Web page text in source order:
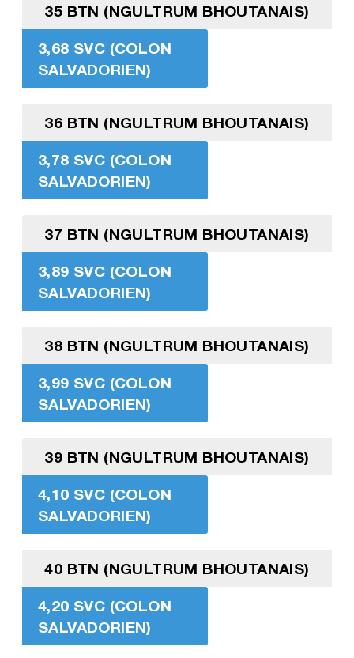
35 BTN (NGULTRUM BHOUTANAIS)
3,68 SVC (COLON
SALVADORIEN)
36 BTN (NGULTRUM BHOUTANAIS)
3,78 SVC (COLON
SALVADORIEN)
37 BTN (NGULTRUM BHOUTANAIS)
3,89 SVC (COLON
SALVADORIEN)
38 BTN (NGULTRUM BHOUTANAIS)
3,99 SVC (COLON
SALVADORIEN)
39 BTN (NGULTRUM BHOUTANAIS)
4,10 SVC (COLON
SALVADORIEN)
40 BTN (NGULTRUM BHOUTANAIS)
4,20 SVC (COLON
SALVADORIEN)